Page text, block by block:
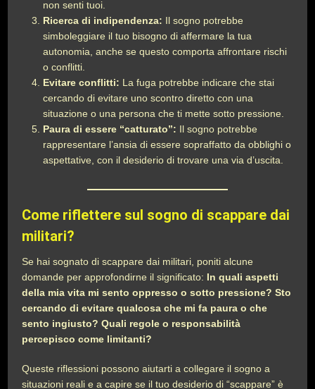
non senti tuoi.
Ricerca di indipendenza: Il sogno potrebbe
simboleggiare il tuo bisogno di affermare la tua
autonomia, anche se questo comporta affrontare rischi
o conflitti.
Evitare conflitti: La fuga potrebbe indicare che stai
cercando di evitare uno scontro diretto con una
situazione o una persona che ti mette sotto pressione.
Paura di essere “catturato”: Il sogno potrebbe
rappresentare l’ansia di essere sopraffatto da obblighi o
aspettative, con il desiderio di trovare una via d’uscita.
Come riflettere sul sogno di scappare dai
militari?
Se hai sognato di scappare dai militari, poniti alcune
domande per approfondirne il significato: In quali aspetti
della mia vita mi sento oppresso o sotto pressione? Sto
cercando di evitare qualcosa che mi fa paura o che
sento ingiusto? Quali regole o responsabilità
percepisco come limitanti?
Queste riflessioni possono aiutarti a collegare il sogno a
situazioni reali e a capire se il tuo desiderio di “scappare” è